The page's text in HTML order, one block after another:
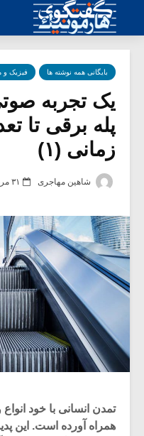
بایگانی همه نوشته ها فیزیک و
یک تجربه
پله برقی تا
زمانی (۱)
شاهین مهاجری ۳۱ مرداد ۱۳۹۹
تمدن انسانی با خود
همراه آورده است. این